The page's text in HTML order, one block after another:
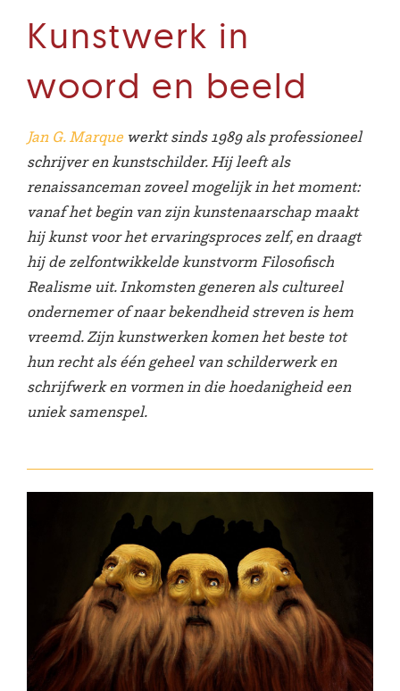
Kunstwerk in
woord en beeld
Jan G. Marque werkt sinds 1989 als professioneel
schrijver en kunstschilder. Hij leeft als
renaissanceman zoveel mogelijk in het moment:
vanaf het begin van zijn kunstenaarschap maakt
hij kunst voor het ervaringsproces zelf, en draagt
hij de zelfontwikkelde kunstvorm Filosofisch
Realisme uit. Inkomsten generen als cultureel
ondernemer of naar bekendheid streven is hem
vreemd. Zijn kunstwerken komen het beste tot
hun recht als één geheel van schilderwerk en
schrijfwerk en vormen in die hoedanigheid een
uniek samenspel.